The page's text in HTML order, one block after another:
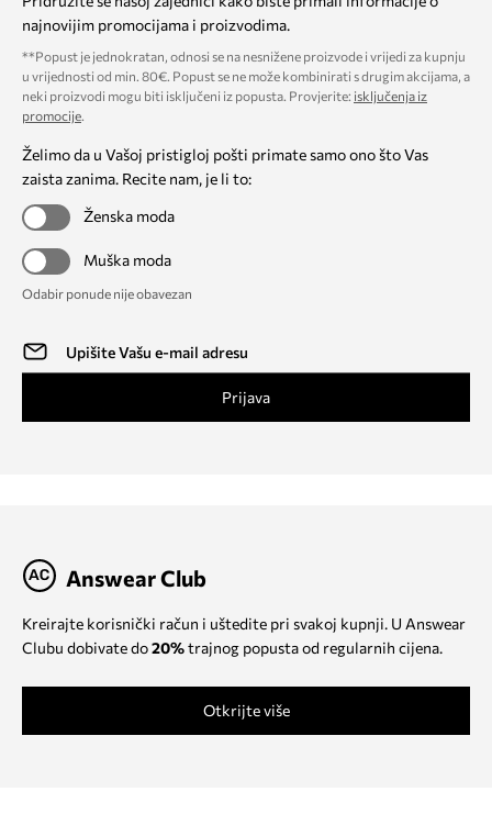
najnovijim promocijama i proizvodima.
**Popust je jednokratan, odnosi se na nesnižene proizvode i vrijedi za kupnju
u vrijednosti od min. 80€. Popust se ne može kombinirati s drugim akcijama, a
neki proizvodi mogu biti isključeni iz popusta. Provjerite: isključenja iz
promocije.
Želimo da u Vašoj pristigloj pošti primate samo ono što Vas
zaista zanima. Recite nam, je li to:
Ženska moda
Muška moda
Odabir ponude nije obavezan
Prijava
Answear Club
Kreirajte korisnički račun i uštedite pri svakoj kupnji. U Answear
Clubu dobivate do20%trajnog popusta od regularnih cijena.
Otkrijte više